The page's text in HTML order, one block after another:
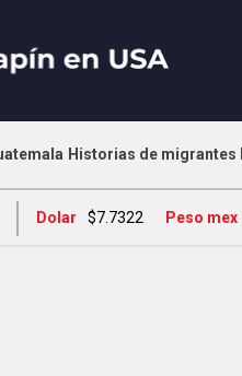
Historias de migrantes
Dolar $7.7322 Peso mex